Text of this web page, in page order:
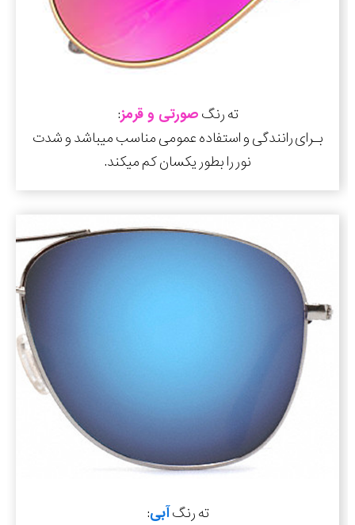
ته رنگصورتی و قرمز:
بـرای رانندگی و استفاده عمومی مناسب میباشد و شدت
نور را بطور یکسان کم میکند.
ته رنگآبی: